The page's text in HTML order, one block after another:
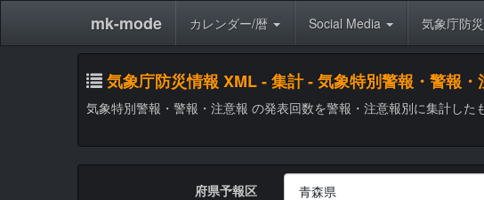
mk-mode カレンダー/暦 Social Media 気象庁防
気象庁防災情報 XML - 集計 - 気象特別警報・警報・
気象特別警報・警報・注意報 の発表回数を警報・注意報別に集計した
府県予報区